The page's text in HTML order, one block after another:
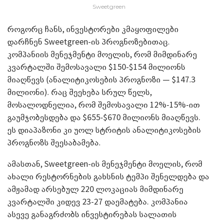
Sweetgreen
როგორც ჩანს, ინვესტორები კმაყოფილები
დარჩნენ Sweetgreen-ის პროგნოზებითაც.
კომპანიის მენეჯმენტი მოელის, რომ მიმდინარე
კვარტალში შემოსავალი $150-$154 მილიონს
მიაღწევს (ანალიტიკოსების პროგნოზი — $147.3
მილიონი). რაც შეეხება სრულ წელს,
მოსალოდნელია, რომ შემოსავალი 12%-15%-ით
გაუმჯობესდება და $655-$670 მილიონს მიაღწევს.
ეს დიაპაზონი კი უოლ სტრიტის ანალიტიკოსების
პროგნოზს შეესაბამება.
ამასთან, Sweetgreen-ის მენეჯმენტი მოელის, რომ
ახალი რესტორნების გახსნის ტემპი შენელდება და
ამჟამად არსებულ 220 ლოკაციას მიმდინარე
კვარტალში კიდევ 23-27 დაემატება. კომპანია
ასევე განაგრძობს ინვესტირებას სალათის